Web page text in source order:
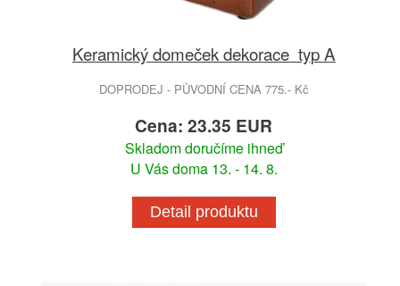
Keramický domeček dekorace typ A
DOPRODEJ - PŮVODNÍ CENA 775.- Kč
Cena: 23.35 EUR
Skladom doručíme ihneď
U Vás doma 13. - 14. 8.
Detail produktu